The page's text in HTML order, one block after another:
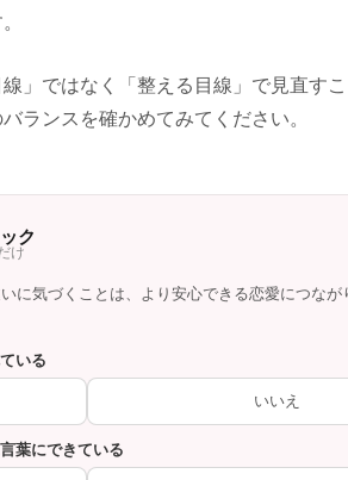
」ではなく「整える目線」で見直す
ランスを確かめてみてください。
ク
け
に気づくことは、より安心できる恋愛につなが
いる
いいえ
葉にできている